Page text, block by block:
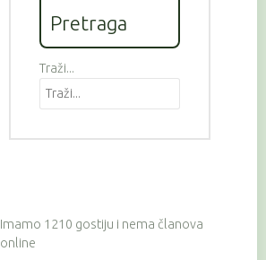
Pretraga
Traži...
Imamo 1210 gostiju i nema članova
online